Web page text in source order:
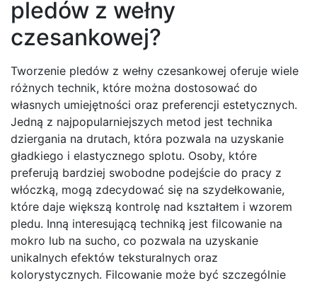
pledów z wełny
czesankowej?
Tworzenie pledów z wełny czesankowej oferuje wiele
różnych technik, które można dostosować do
własnych umiejętności oraz preferencji estetycznych.
Jedną z najpopularniejszych metod jest technika
dziergania na drutach, która pozwala na uzyskanie
gładkiego i elastycznego splotu. Osoby, które
preferują bardziej swobodne podejście do pracy z
włóczką, mogą zdecydować się na szydełkowanie,
które daje większą kontrolę nad kształtem i wzorem
pledu. Inną interesującą techniką jest filcowanie na
mokro lub na sucho, co pozwala na uzyskanie
unikalnych efektów teksturalnych oraz
kolorystycznych. Filcowanie może być szczególnie